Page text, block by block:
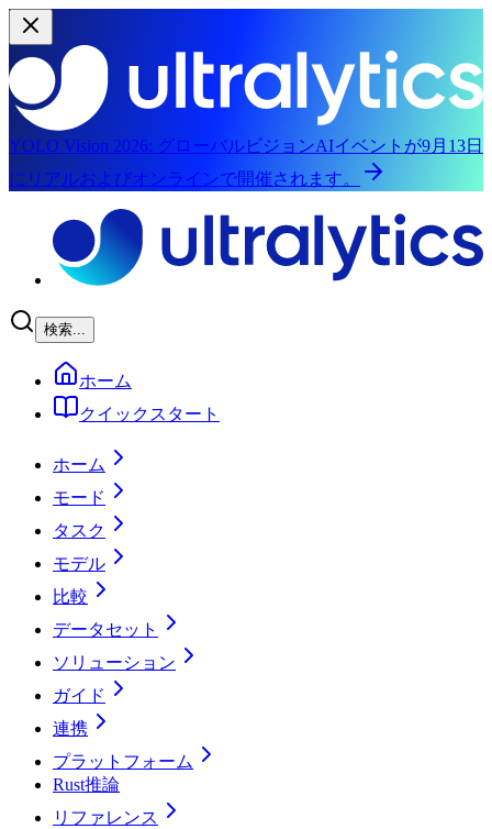
YOLO Vision 2026: グローバルビジョンAIイベントが9月13日
にリアルおよびオンラインで開催されます。
検索...
ホーム
クイックスタート
ホーム
モード
タスク
モデル
比較
データセット
ソリューション
ガイド
連携
プラットフォーム
Rust推論
リファレンス